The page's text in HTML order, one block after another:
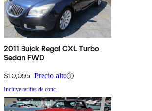
2011 Buick Regal CXL Turbo
Sedan FWD
$10,095 Precio alto
Incluye tarifas de conc.